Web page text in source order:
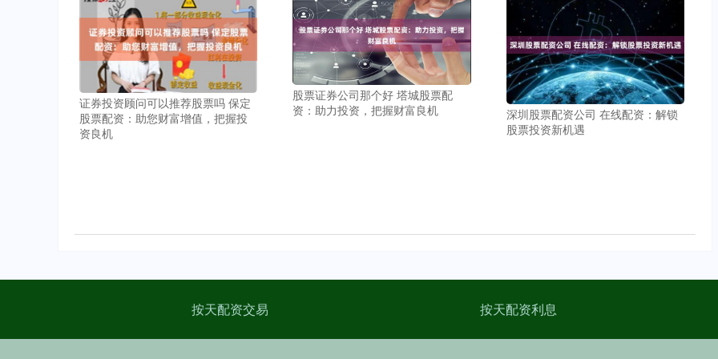
证券投资顾问可以推荐股票吗 保定
股票配资：助您财富增值，把握投
资良机
股票证券公司那个好 塔城股票配
资：助力投资，把握财富良机
深圳股票配资公司 在线配资：解锁
股票投资新机遇
按天配资交易 按天配资利息